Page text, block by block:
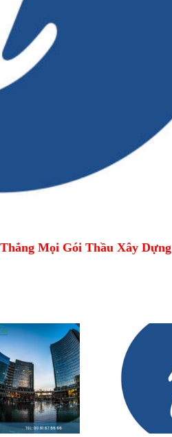
Mọi Gói Thầu Xây Dựng